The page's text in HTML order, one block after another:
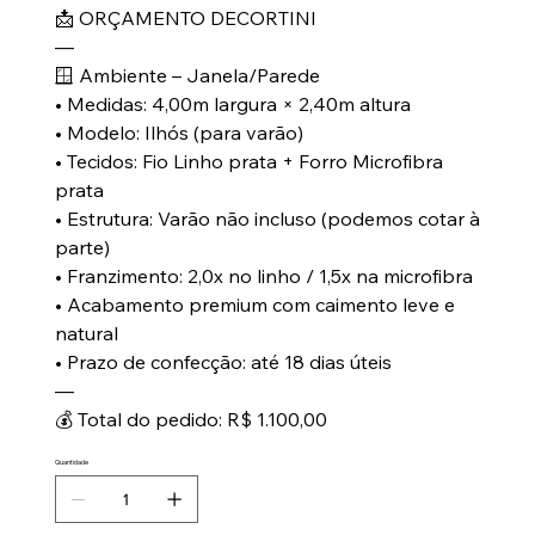
📩 ORÇAMENTO DECORTINI
—
🪟 Ambiente – Janela/Parede
• Medidas: 4,00m largura × 2,40m altura
• Modelo: Ilhós (para varão)
• Tecidos: Fio Linho prata + Forro Microfibra
prata
• Estrutura: Varão não incluso (podemos cotar à
parte)
• Franzimento: 2,0x no linho / 1,5x na microfibra
• Acabamento premium com caimento leve e
natural
• Prazo de confecção: até 18 dias úteis
—
💰 Total do pedido: R$ 1.100,00
Quantidade